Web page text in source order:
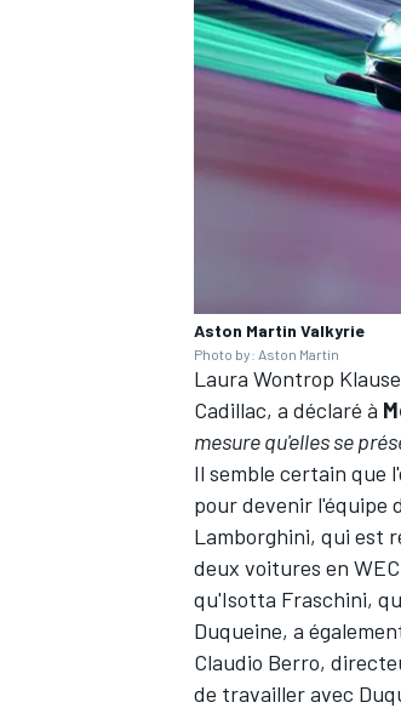
AUTRES CHAMPIONNATS
Aston Martin Valkyrie
Photo by: Aston Martin
Laura Wontrop
Cadillac, a déclaré à
mesure qu'elles se
Il semble certain que
pour devenir l'équipe
Lamborghini, qui est
deux voitures en
qu'Isotta Fraschini,
Duqueine, a
Claudio Berro,
de travailler avec